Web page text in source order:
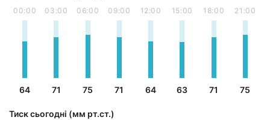
00:00
64
03:00
71
06:00
75
09:00
71
12:00
64
15:00
63
18:00
71
21:00
75
Тиск сьогодні (мм рт.ст.)